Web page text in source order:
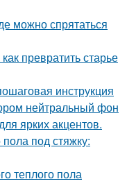
можно спрятаться
превратить старье
инструкция
нейтральный фон
ярких акцентов.
под стяжку:
теплого пола